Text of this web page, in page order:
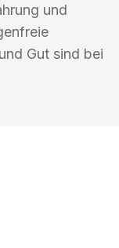
und
Gut sind bei